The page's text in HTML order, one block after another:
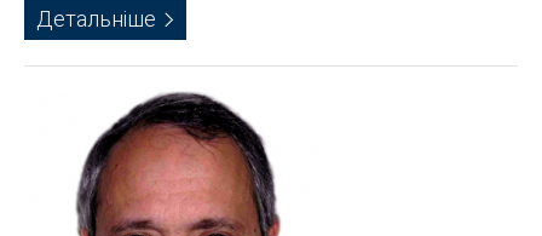
Детальніше